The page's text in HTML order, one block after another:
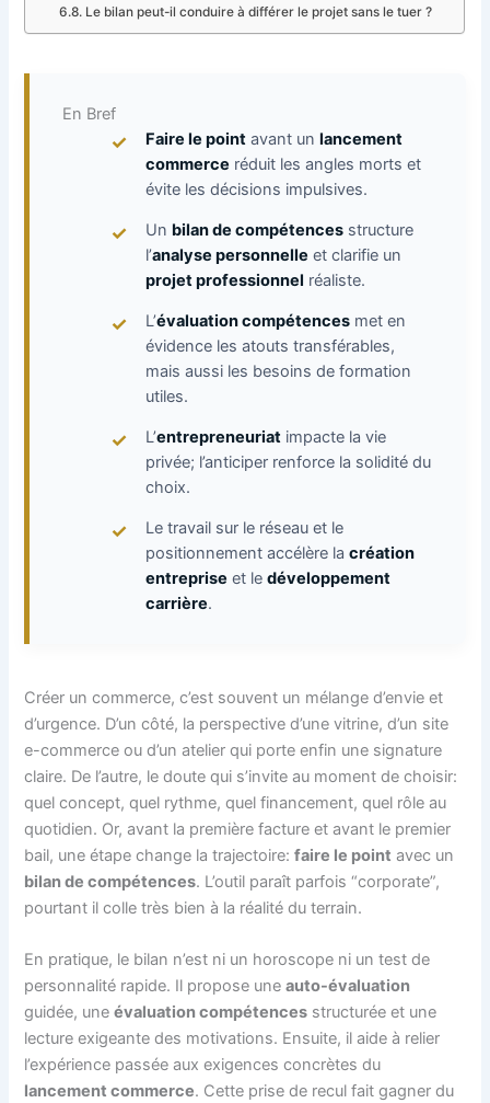
Le bilan peut-il conduire à différer le projet sans le tuer ?
En Bref
Faire le point avant un lancement
commerce réduit les angles morts et
évite les décisions impulsives.
Un bilan de compétences structure
l’analyse personnelle et clarifie un
projet professionnel réaliste.
L’évaluation compétences met en
évidence les atouts transférables,
mais aussi les besoins de formation
utiles.
L’entrepreneuriat impacte la vie
privée; l’anticiper renforce la solidité du
choix.
Le travail sur le réseau et le
positionnement accélère lacréation
entreprise et ledéveloppement
carrière.
Créer un commerce, c’est souvent un mélange d’envie et
d’urgence. D’un côté, la perspective d’une vitrine, d’un site
e-commerce ou d’un atelier qui porte enfin une signature
claire. De l’autre, le doute qui s’invite au moment de choisir:
quel concept, quel rythme, quel financement, quel rôle au
quotidien. Or, avant la première facture et avant le premier
bail, une étape change la trajectoire:faire le point avec un
bilan de compétences. L’outil paraît parfois “corporate”,
pourtant il colle très bien à la réalité du terrain.
En pratique, le bilan n’est ni un horoscope ni un test de
personnalité rapide. Il propose uneauto-évaluation
guidée, uneévaluation compétences structurée et une
lecture exigeante des motivations. Ensuite, il aide à relier
l’expérience passée aux exigences concrètes du
lancement commerce. Cette prise de recul fait gagner du